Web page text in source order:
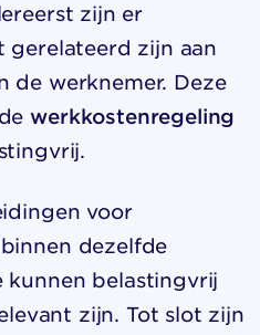
zijn er
zijn aan
de werknemer. Deze
werkkostenregeling
voor
dezelfde
kunnen belastingvrij
zijn. Tot slot zijn